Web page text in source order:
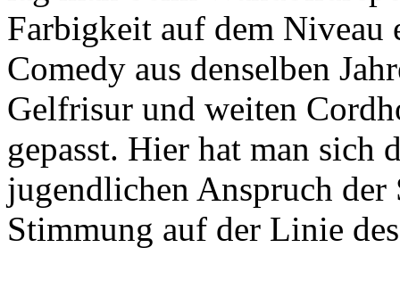
Farbigkeit auf dem
Comedy aus denselben
Gelfrisur und weiten
gepasst. Hier hat man sich
jugendlichen Anspruch der
Stimmung auf der Linie